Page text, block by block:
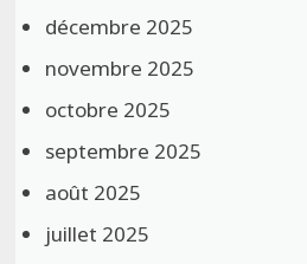
décembre 2025
novembre 2025
octobre 2025
septembre 2025
août 2025
juillet 2025